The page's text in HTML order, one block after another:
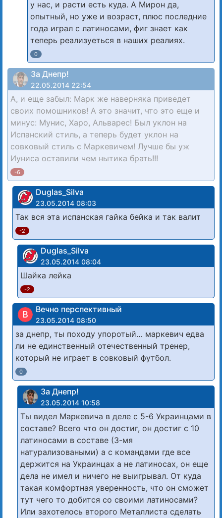
у нас, и расти есть куда. А Мирон да,
опытный, но уже и возраст, плюс последние
года играл с латиносами, фиг знает как
теперь реализуеться в наших реалиях.
0
За Днепр!
22.05.2014 22:54
А, и еще забыл: Марк же наверняка приведет
своих помошников! А это значит, что это еще и
минус: Мунис, Харо, Альварес! Был уклон на
Испанский стиль, а теперь будет уклон на
совковый стиль с Маркевичем! Лучше бы уж
Иуниса оставили чем нытика брать!!!
-6
Duglas_Silva
23.05.2014 08:03
Так вся эта испанская гайка бейка и так валит
-2
Duglas_Silva
23.05.2014 08:04
Шайка лейка
-2
В Вечно перспективный
23.05.2014 08:50
за днепр, ты походу упоротый… маркевич едва
ли не единственный отечественный тренер,
который не играет в совковый футбол.
0
За Днепр!
23.05.2014 10:58
Ты видел Маркевича в деле с 5-6 Украинцами в
составе? Всего что он достиг, он достиг с 10
латиносами в составе (3-мя
натурализоваными) а с командами где все
держится на Украинцах а не латиносах, он еще
дела не имел и ничего не выигрывал. От куда
такая комфортная уверенность, что он сможет
тут чего то добится со своими латиносами?
Или захотелось второго Металлиста сделать